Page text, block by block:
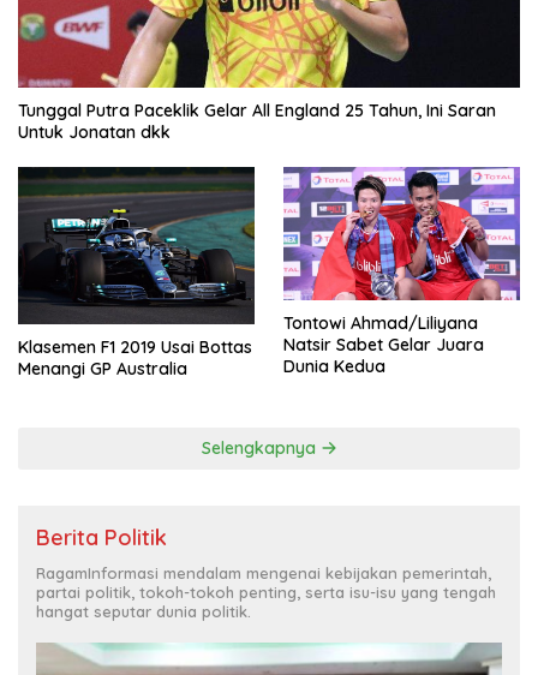
Tunggal Putra Paceklik Gelar All England 25 Tahun, Ini Saran
Untuk Jonatan dkk
Klasemen F1 2019 Usai Bottas
Menangi GP Australia
Tontowi Ahmad/Liliyana
Natsir Sabet Gelar Juara
Dunia Kedua
Selengkapnya
Berita Politik
RagamInformasi mendalam mengenai kebijakan pemerintah,
partai politik, tokoh-tokoh penting, serta isu-isu yang tengah
hangat seputar dunia politik.